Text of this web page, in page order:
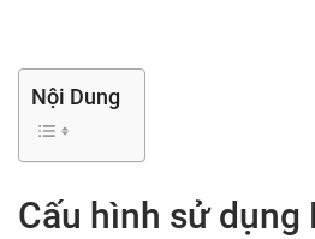
Nội Dung
Cấu hình sử dụng